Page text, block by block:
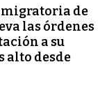
migratoria de
las órdenes
a su
alto desde